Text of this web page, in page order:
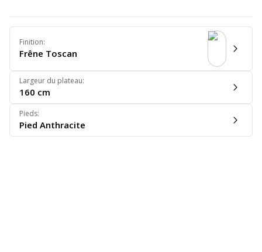
Finition:
Frêne Toscan
Largeur du plateau:
160 cm
Pieds:
Pied Anthracite